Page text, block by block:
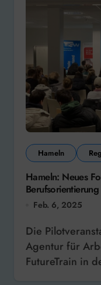
Hameln
Hameln: Neues
und Arbeitsagentur
Feb. 6, 2025
Die Pilotveranstaltung des durch die
Agentur für
FutureTrain in